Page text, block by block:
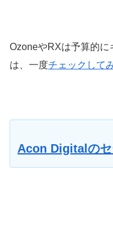
OzoneやRXは予算的
は、一度チェックして
Acon Digitalの